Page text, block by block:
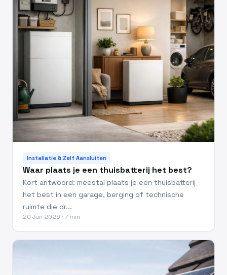
Installatie & Zelf Aansluiten
Waar plaats je een thuisbatterij het best?
Kort antwoord: meestal plaats je een thuisbatterij
het best in een garage, berging of technische
ruimte die dr...
20 Jun 2026 · 7 min